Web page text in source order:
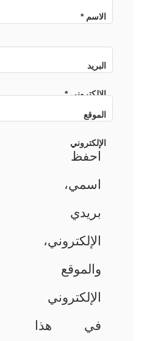
الاسم*
البريد
الإلكتروني*
الموقع
الإلكتروني
احفظ
اسمي،
بريدي
الإلكتروني،
والموقع
الإلكتروني
في هذا